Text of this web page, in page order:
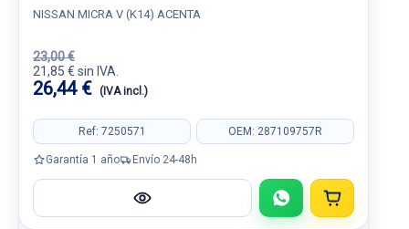
NISSAN MICRA V (K14) ACENTA
23,00 €
21,85 € sin IVA.
26,44 € (IVA incl.)
Ref: 7250571 OEM: 287109757R
Garantía 1 año Envío 24-48h